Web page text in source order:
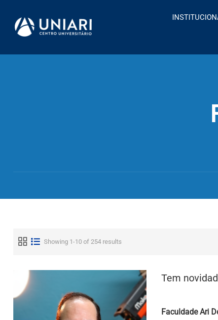
Showing 1-10 of 254 results
Tem
Faculdade Ari